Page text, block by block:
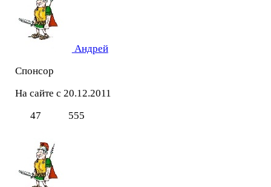
Андрей
Спонсор
На сайте с 20.12.2011
47
555